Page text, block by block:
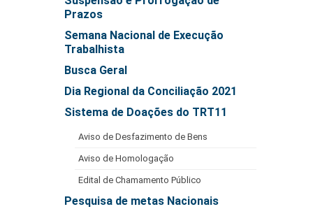
Automação e IA
Governança
Governança de TI
Gestão Estratégica
Governança das Contratações Obras
Rede de Governança Colaborativa
Gestão de Riscos
Laboratório de Inovação
Assessoria de Governança de Gestão de Pessoas
Prazos
Semana Nacional de Execução
Trabalhista
Busca Geral
Dia Regional da Conciliação 2021
Sistema de Doações do TRT11
Aviso de Desfazimento de Bens
Aviso de Homologação
Edital de Chamamento Público
Pesquisa de metas Nacionais